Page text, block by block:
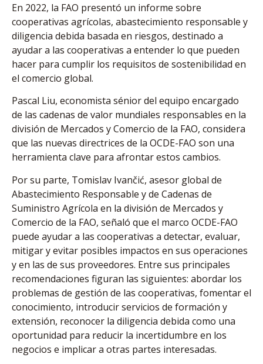
En 2022, la FAO presentó un informe sobre
cooperativas agrícolas, abastecimiento responsable y
diligencia debida basada en riesgos, destinado a
ayudar a las cooperativas a entender lo que pueden
hacer para cumplir los requisitos de sostenibilidad en
el comercio global.
Pascal Liu, economista sénior del equipo encargado
de las cadenas de valor mundiales responsables en la
división de Mercados y Comercio de la FAO, considera
que las nuevas directrices de la OCDE-FAO son una
herramienta clave para afrontar estos cambios.
Por su parte, Tomislav Ivančić, asesor global de
Abastecimiento Responsable y de Cadenas de
Suministro Agrícola en la división de Mercados y
Comercio de la FAO, señaló que el marco OCDE-FAO
puede ayudar a las cooperativas a detectar, evaluar,
mitigar y evitar posibles impactos en sus operaciones
y en las de sus proveedores. Entre sus principales
recomendaciones figuran las siguientes: abordar los
problemas de gestión de las cooperativas, fomentar el
conocimiento, introducir servicios de formación y
extensión, reconocer la diligencia debida como una
oportunidad para reducir la incertidumbre en los
negocios e implicar a otras partes interesadas.